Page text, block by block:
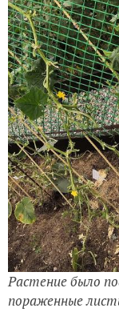
Растение было
пораженные